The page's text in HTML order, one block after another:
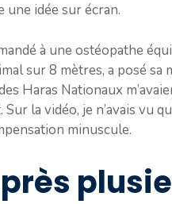
une idée sur écran.
à une ostéopathe
sur 8 mètres, a posé
Haras Nationaux
Sur la vidéo, je n’avais vu
minuscule.